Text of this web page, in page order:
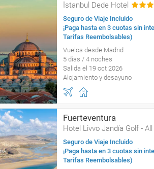
İstanbul Dede Hotel
Seguro de Viaje Incluido
¡Paga hasta en 3 cuotas sin
Tarifas Reembolsables)
Vuelos desde Madrid
5 días / 4 noches
Salida el 19 oct 2026
Alojamiento y desayuno
Fuerteventura
Hotel Livvo Jandía Golf -
Seguro de Viaje Incluido
¡Paga hasta en 3 cuotas sin
Tarifas Reembolsables)